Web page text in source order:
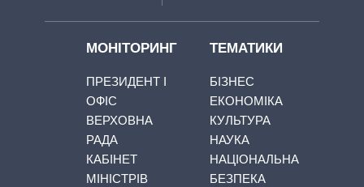
МОНІТОРИНГ
ПРЕЗИДЕНТ І
ОФІС
ВЕРХОВНА
РАДА
КАБІНЕТ
МІНІСТРІВ
ТЕМАТИКИ
БІЗНЕС
ЕКОНОМІКА
КУЛЬТУРА
НАУКА
НАЦІОНАЛЬНА
БЕЗПЕКА